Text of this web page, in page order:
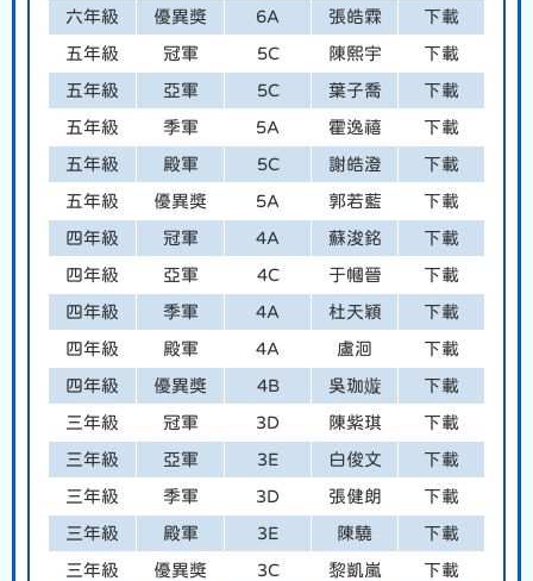
六年級 優異獎 6A 張皓霖 下載
五年級 冠軍 5C 陳熙宇 下載
五年級 亞軍 5C 葉子喬 下載
五年級 季軍 5A 霍逸禧 下載
五年級 殿軍 5C 謝皓澄 下載
五年級 優異獎 5A 郭若藍 下載
四年級 冠軍 4A 蘇浚銘 下載
四年級 亞軍 4C 于幗晉 下載
四年級 季軍 4A 杜天穎 下載
四年級 殿軍 4A 盧洄 下載
四年級 優異獎 4B 吳珈嫙 下載
三年級 冠軍 3D 陳紫琪 下載
三年級 亞軍 3E 白俊文 下載
三年級 季軍 3D 張健朗 下載
三年級 殿軍 3E 陳驍 下載
三年級 優異獎 3C 黎凱嵐 下載